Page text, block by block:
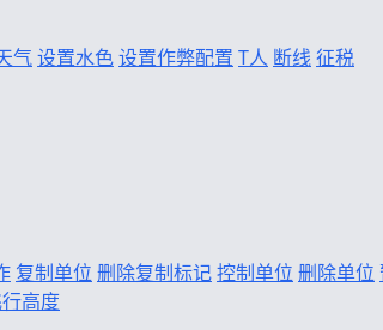
气设置水色设置作弊配置 T人 断线征税
复制单位 删除复制标记控制单位 删除单位
高度